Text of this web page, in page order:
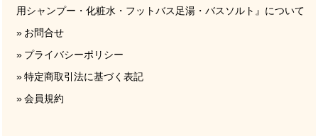
用シャンプー・化粧水・フットバス足湯・バスソルト』について
お問合せ
プライバシーポリシー
特定商取引法に基づく表記
会員規約